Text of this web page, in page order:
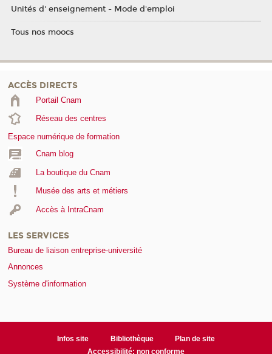
Unités d' enseignement - Mode d'emploi
Tous nos moocs
ACCÈS DIRECTS
Portail Cnam
Réseau des centres
Espace numérique de formation
Cnam blog
La boutique du Cnam
Musée des arts et métiers
Accès à IntraCnam
LES SERVICES
Bureau de liaison entreprise-université
Annonces
Système d'information
Infos site Bibliothèque
Plan de site
Accessibilité: non conforme